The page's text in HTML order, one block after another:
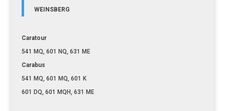
WEINSBERG
Caratour
541 MQ, 601 NQ, 631 ME
Carabus
541 MQ, 601 MQ, 601 K
601 DQ, 601 MQH, 631 ME